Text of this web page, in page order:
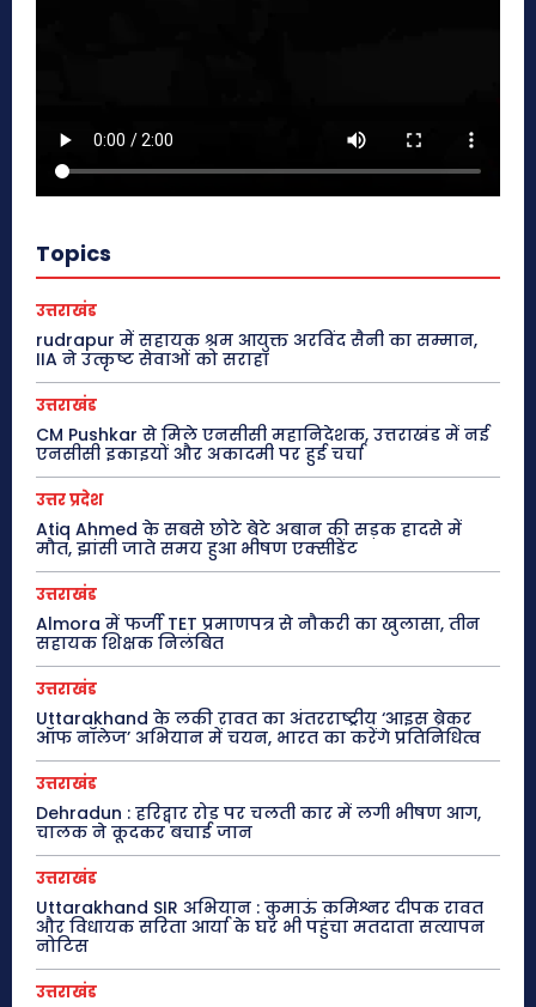
Topics
उत्तराखंड
rudrapur में सहायक श्रम आयुक्त अरविंद सैनी का सम्मान,
IIA ने उत्कृष्ट सेवाओं को सराहा
उत्तराखंड
CM Pushkar से मिले एनसीसी महानिदेशक, उत्तराखंड में नई
एनसीसी इकाइयों और अकादमी पर हुई चर्चा
उत्तर प्रदेश
Atiq Ahmed के सबसे छोटे बेटे अबान की सड़क हादसे में
मौत, झांसी जाते समय हुआ भीषण एक्सीडेंट
उत्तराखंड
Almora में फर्जी TET प्रमाणपत्र से नौकरी का खुलासा, तीन
सहायक शिक्षक निलंबित
उत्तराखंड
Uttarakhand के लकी रावत का अंतरराष्ट्रीय ‘आइस ब्रेकर
ऑफ नॉलेज’ अभियान में चयन, भारत का करेंगे प्रतिनिधित्व
उत्तराखंड
Dehradun : हरिद्वार रोड पर चलती कार में लगी भीषण आग,
चालक ने कूदकर बचाई जान
उत्तराखंड
Uttarakhand SIR अभियान : कुमाऊं कमिश्नर दीपक रावत
और विधायक सरिता आर्या के घर भी पहुंचा मतदाता सत्यापन
नोटिस
उत्तराखंड